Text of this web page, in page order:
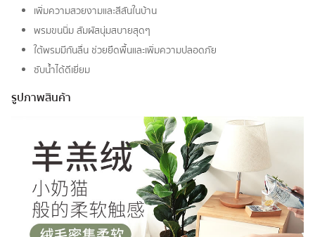
เพิ่มความสวยงามและสีสันในบ้าน
พรมขนนิ่ม สัมผัสนุ่มสบายสุดๆ
ใต้พรมมีกันลื่น ช่วยยึดพื้นและเพิ่มความปลอดภัย
ซับน้ำได้ดีเยี่ยม
รูปภาพสินค้า